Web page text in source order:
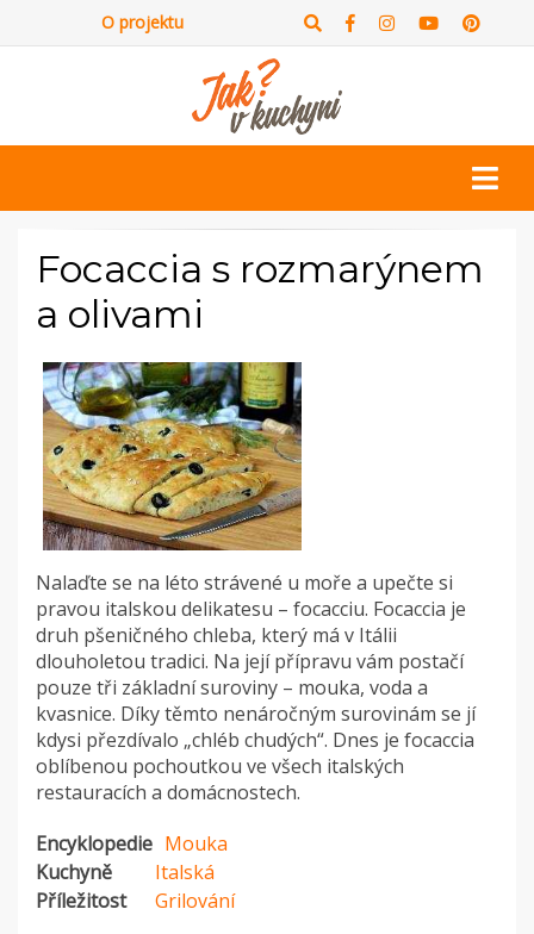
O projektu
Focaccia s rozmarýnem
a olivami
Nalaďte se na léto strávené u moře a upečte si
pravou italskou delikatesu – focacciu. Focaccia je
druh pšeničného chleba, který má v Itálii
dlouholetou tradici. Na její přípravu vám postačí
pouze tři základní suroviny – mouka, voda a
kvasnice. Díky těmto nenáročným surovinám se jí
kdysi přezdívalo „chléb chudých“. Dnes je focaccia
oblíbenou pochoutkou ve všech italských
restauracích a domácnostech.
Encyklopedie Mouka
Kuchyně
Italská
Příležitost
Grilování